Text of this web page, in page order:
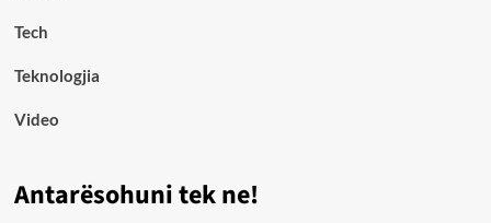
Tech
Teknologjia
Video
Antarësohuni tek ne!